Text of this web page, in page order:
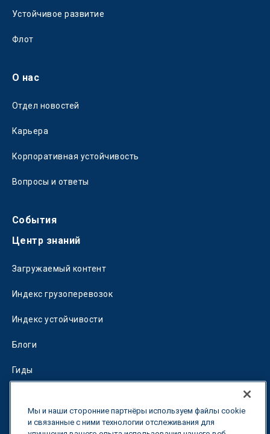
Устойчивое развитие
Флот
О нас
Отдел новостей
Карьера
Корпоративная устойчивость
Вопросы и ответы
События
Центр знаний
Загружаемый контент
Индекс грузоперевозок
Индекс устойчивости
Блоги
Гиды
Калькулятор оптимизации перевозок
Мы и наши сторонние партнёры используем файлы cookie
и связанные с ними технологии отслеживания для